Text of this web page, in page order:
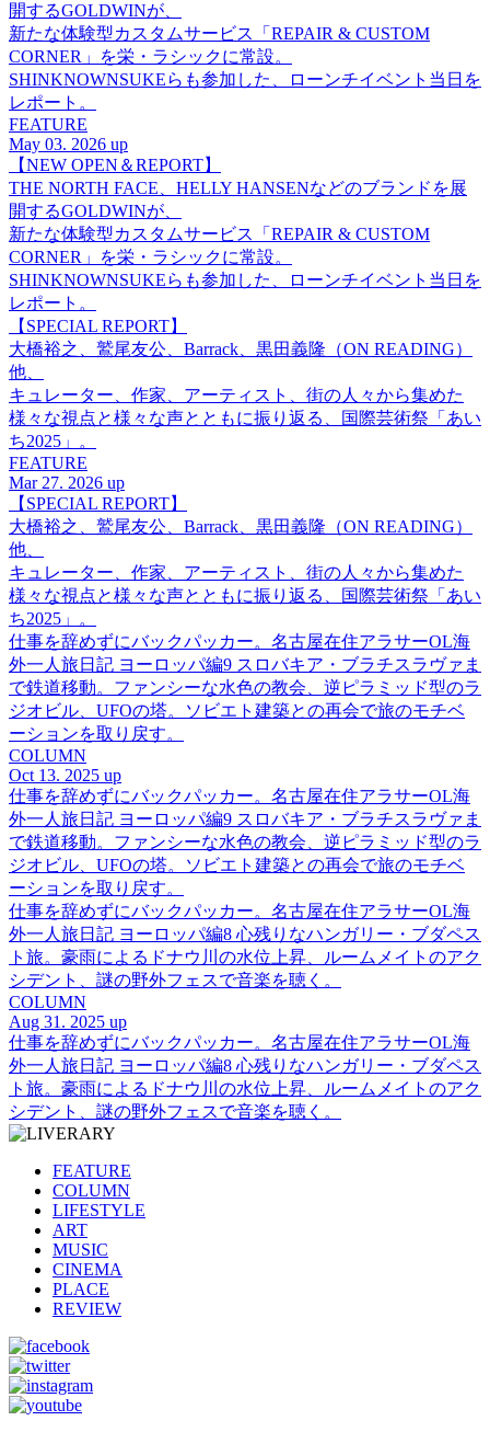
開するGOLDWINが、
新たな体験型カスタムサービス「REPAIR & CUSTOM
CORNER」を栄・ラシックに常設。
SHINKNOWNSUKEらも参加した、ローンチイベント当日を
レポート。
FEATURE
May 03. 2026 up
【NEW OPEN＆REPORT】
THE NORTH FACE、HELLY HANSENなどのブランドを展
開するGOLDWINが、
新たな体験型カスタムサービス「REPAIR & CUSTOM
CORNER」を栄・ラシックに常設。
SHINKNOWNSUKEらも参加した、ローンチイベント当日を
レポート。
【SPECIAL REPORT】
大橋裕之、鷲尾友公、Barrack、黒田義隆（ON READING）
他、
キュレーター、作家、アーティスト、街の人々から集めた
様々な視点と様々な声とともに振り返る、国際芸術祭「あい
ち2025」。
FEATURE
Mar 27. 2026 up
【SPECIAL REPORT】
大橋裕之、鷲尾友公、Barrack、黒田義隆（ON READING）
他、
キュレーター、作家、アーティスト、街の人々から集めた
様々な視点と様々な声とともに振り返る、国際芸術祭「あい
ち2025」。
仕事を辞めずにバックパッカー。名古屋在住アラサーOL海
外一人旅日記 ヨーロッパ編9 スロバキア・ブラチスラヴァま
で鉄道移動。ファンシーな水色の教会、逆ピラミッド型のラ
ジオビル、UFOの塔。ソビエト建築との再会で旅のモチベ
ーションを取り戻す。
COLUMN
Oct 13. 2025 up
仕事を辞めずにバックパッカー。名古屋在住アラサーOL海
外一人旅日記 ヨーロッパ編9 スロバキア・ブラチスラヴァま
で鉄道移動。ファンシーな水色の教会、逆ピラミッド型のラ
ジオビル、UFOの塔。ソビエト建築との再会で旅のモチベ
ーションを取り戻す。
仕事を辞めずにバックパッカー。名古屋在住アラサーOL海
外一人旅日記 ヨーロッパ編8 心残りなハンガリー・ブダペス
ト旅。豪雨によるドナウ川の水位上昇、ルームメイトのアク
シデント、謎の野外フェスで音楽を聴く。
COLUMN
Aug 31. 2025 up
仕事を辞めずにバックパッカー。名古屋在住アラサーOL海
外一人旅日記 ヨーロッパ編8 心残りなハンガリー・ブダペス
ト旅。豪雨によるドナウ川の水位上昇、ルームメイトのアク
シデント、謎の野外フェスで音楽を聴く。
FEATURE
COLUMN
LIFESTYLE
ART
MUSIC
CINEMA
PLACE
REVIEW